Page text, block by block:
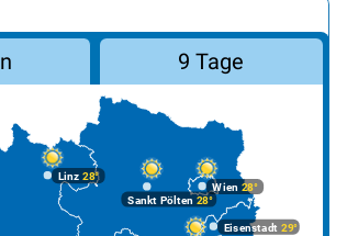
9 Tage
Linz 28°
Wien 28°
Eisenstadt 29°
Sankt Pölten 28°